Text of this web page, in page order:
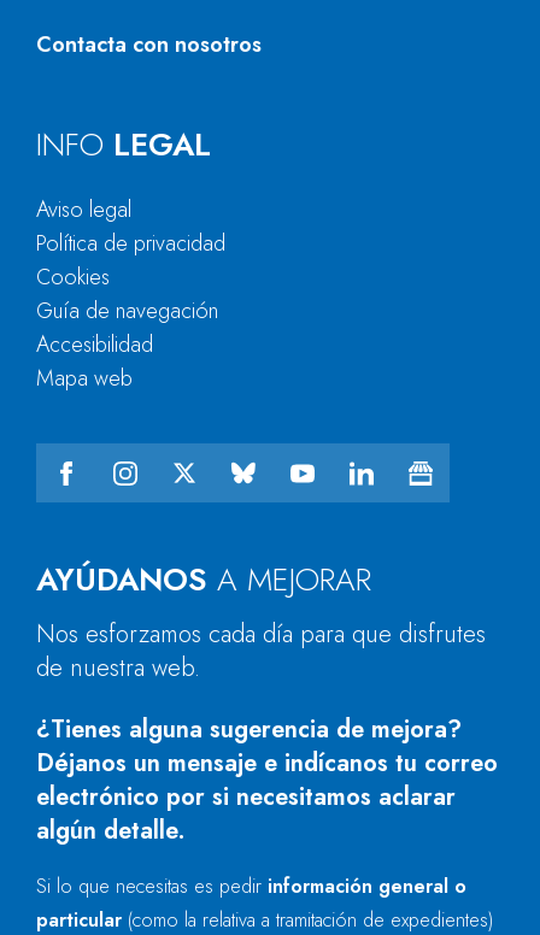
Contacta con nosotros
AYÚDANOS A MEJORAR
Nos esforzamos cada día para que disfrutes
de nuestra web.
¿Tienes alguna sugerencia de mejora?
Déjanos un mensaje e indícanos tu correo
electrónico por si necesitamos aclarar
algún detalle.
Si lo que necesitas es pedir información general o
particular (como la relativa a tramitación de expedientes)
INFO LEGAL
Aviso legal
Política de privacidad
Cookies
Guía de navegación
Accesibilidad
Mapa web